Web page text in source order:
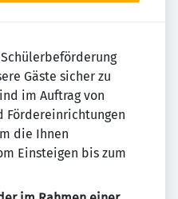
Gäste sicher zu
im Auftrag von
Fördereinrichtungen
die Ihnen
Einsteigen bis zum